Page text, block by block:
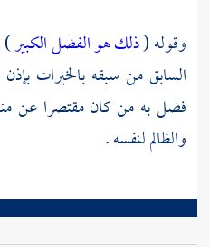
وقوله (ذلك هو الفضل الكبير)
السابق من سبقه بالخيرات
فضل به من كان مقتصرا عن
والظالم لنفسه .